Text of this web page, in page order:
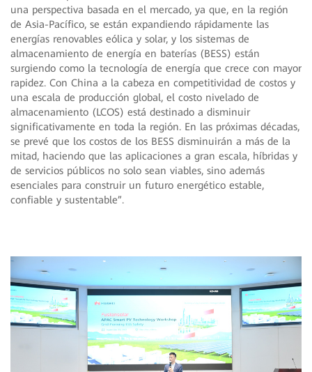
una perspectiva basada en el mercado, ya que, en la región
de Asia-Pacífico, se están expandiendo rápidamente las
energías renovables eólica y solar, y los sistemas de
almacenamiento de energía en baterías (BESS) están
surgiendo como la tecnología de energía que crece con mayor
rapidez. Con China a la cabeza en competitividad de costos y
una escala de producción global, el costo nivelado de
almacenamiento (LCOS) está destinado a disminuir
significativamente en toda la región. En las próximas décadas,
se prevé que los costos de los BESS disminuirán a más de la
mitad, haciendo que las aplicaciones a gran escala, híbridas y
de servicios públicos no solo sean viables, sino además
esenciales para construir un futuro energético estable,
confiable y sustentable”.